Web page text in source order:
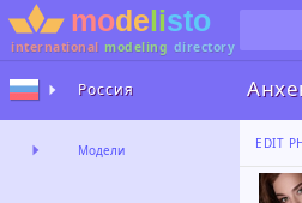
international modeling directory
EDIT
Россия
Модели